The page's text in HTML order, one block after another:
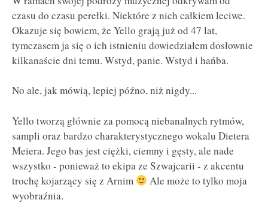
czasu do czasu perełki. Niektóre z nich całkiem leciwe.
Okazuje się bowiem, że Yello grają już od 47 lat,
tymczasem ja się o ich istnieniu dowiedziałem dosłownie
kilkanaście dni temu. Wstyd, panie. Wstyd i hańba.
No ale, jak mówią, lepiej późno, niż nigdy...
Yello tworzą głównie za pomocą niebanalnych rytmów,
sampli oraz bardzo charakterystycznego wokalu Dietera
Meiera. Jego bas jest ciężki, ciemny i gęsty, ale nade
wszystko - ponieważ to ekipa ze Szwajcarii - z akcentu
trochę kojarzący się z Arnim
Ale może to tylko moja
wyobraźnia.